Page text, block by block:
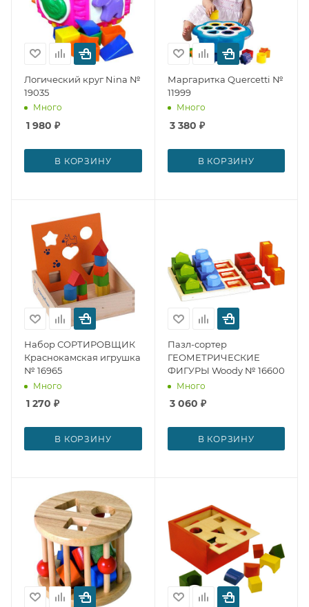
Логический круг Nina №
19035
Много
1 980 ₽
В КОРЗИНУ
Маргаритка Quercetti №
11999
Много
3 380 ₽
В КОРЗИНУ
Набор СОРТИРОВЩИК
Краснокамская игрушка
№ 16965
Много
1 270 ₽
В КОРЗИНУ
Пазл-сортер
ГЕОМЕТРИЧЕСКИЕ
ФИГУРЫ Woody № 16600
Много
3 060 ₽
В КОРЗИНУ